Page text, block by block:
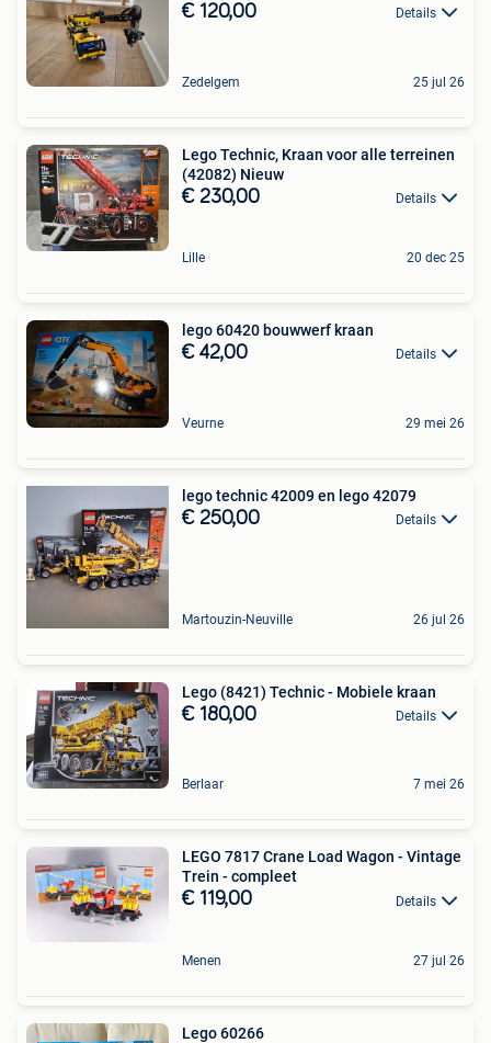
€ 120,00 Details
Zedelgem 25 jul 26
Lego Technic, Kraan voor alle terreinen
(42082) Nieuw
€ 230,00 Details
Lille 20 dec 25
lego 60420 bouwwerf kraan
€ 42,00 Details
Veurne 29 mei 26
lego technic 42009 en lego 42079
€ 250,00 Details
Martouzin-Neuville 26 jul 26
Lego (8421) Technic - Mobiele kraan
€ 180,00 Details
Berlaar 7 mei 26
LEGO 7817 Crane Load Wagon - Vintage
Trein - compleet
€ 119,00 Details
Menen 27 jul 26
Lego 60266